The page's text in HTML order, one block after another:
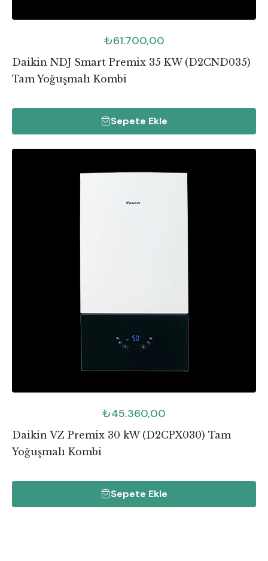
₺61.700,00
Daikin NDJ Smart Premix 35 KW (D2CND035)
Tam Yoğuşmalı Kombi
Sepete Ekle
₺45.360,00
Daikin VZ Premix 30 kW (D2CPX030) Tam
Yoğuşmalı Kombi
Sepete Ekle